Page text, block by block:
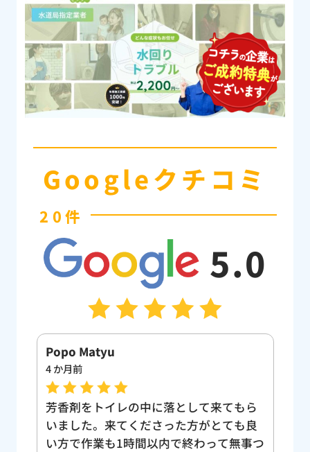
Googleクチコミ
20件
5.0
Popo Matyu
4 か月前
芳香剤をトイレの中に落として来てもら
いました。来てくださった方がとても良
い方で作業も1時間以内で終わって無事つ